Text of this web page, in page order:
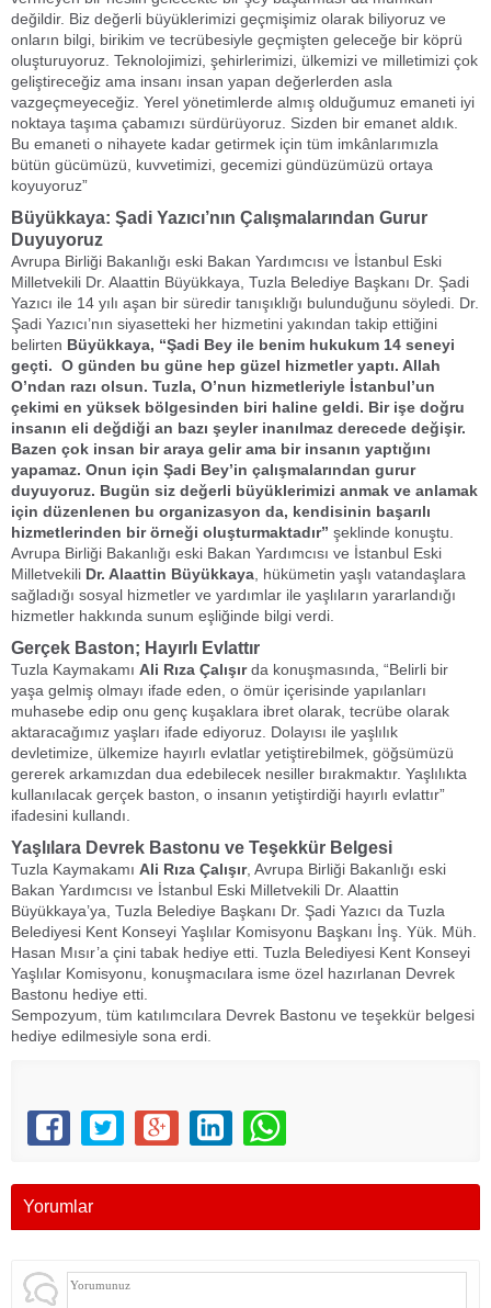
değildir. Biz değerli büyüklerimizi geçmişimiz olarak biliyoruz ve
onların bilgi, birikim ve tecrübesiyle geçmişten geleceğe bir köprü
oluşturuyoruz. Teknolojimizi, şehirlerimizi, ülkemizi ve milletimizi çok
geliştireceğiz ama insanı insan yapan değerlerden asla
vazgeçmeyeceğiz. Yerel yönetimlerde almış olduğumuz emaneti iyi
noktaya taşıma çabamızı sürdürüyoruz. Sizden bir emanet aldık.
Bu emaneti o nihayete kadar getirmek için tüm imkânlarımızla
bütün gücümüzü, kuvvetimizi, gecemizi gündüzümüzü ortaya
koyuyoruz”
Büyükkaya: Şadi Yazıcı’nın Çalışmalarından Gurur
Duyuyoruz
Avrupa Birliği Bakanlığı eski Bakan Yardımcısı ve İstanbul Eski
Milletvekili Dr. Alaattin Büyükkaya, Tuzla Belediye Başkanı Dr. Şadi
Yazıcı ile 14 yılı aşan bir süredir tanışıklığı bulunduğunu söyledi. Dr.
Şadi Yazıcı’nın siyasetteki her hizmetini yakından takip ettiğini
belirten Büyükkaya, “Şadi Bey ile benim hukukum 14 seneyi
geçti. O günden bu güne hep güzel hizmetler yaptı. Allah
O’ndan razı olsun. Tuzla, O’nun hizmetleriyle İstanbul’un
çekimi en yüksek bölgesinden biri haline geldi. Bir işe doğru
insanın eli değdiği an bazı şeyler inanılmaz derecede değişir.
Bazen çok insan bir araya gelir ama bir insanın yaptığını
yapamaz. Onun için Şadi Bey’in çalışmalarından gurur
duyuyoruz. Bugün siz değerli büyüklerimizi anmak ve anlamak
için düzenlenen bu organizasyon da, kendisinin başarılı
hizmetlerinden bir örneği oluşturmaktadır” şeklinde konuştu.
Avrupa Birliği Bakanlığı eski Bakan Yardımcısı ve İstanbul Eski
Milletvekili Dr. Alaattin Büyükkaya, hükümetin yaşlı vatandaşlara
sağladığı sosyal hizmetler ve yardımlar ile yaşlıların yararlandığı
hizmetler hakkında sunum eşliğinde bilgi verdi.
Gerçek Baston; Hayırlı Evlattır
Tuzla Kaymakamı Ali Rıza Çalışırda konuşmasında, “Belirli bir
yaşa gelmiş olmayı ifade eden, o ömür içerisinde yapılanları
muhasebe edip onu genç kuşaklara ibret olarak, tecrübe olarak
aktaracağımız yaşları ifade ediyoruz. Dolayısı ile yaşlılık
devletimize, ülkemize hayırlı evlatlar yetiştirebilmek, göğsümüzü
gererek arkamızdan dua edebilecek nesiller bırakmaktır. Yaşlılıkta
kullanılacak gerçek baston, o insanın yetiştirdiği hayırlı evlattır”
ifadesini kullandı.
Yaşlılara Devrek Bastonu ve Teşekkür Belgesi
Tuzla Kaymakamı Ali Rıza Çalışır, Avrupa Birliği Bakanlığı eski
Bakan Yardımcısı ve İstanbul Eski Milletvekili Dr. Alaattin
Büyükkaya’ya, Tuzla Belediye Başkanı Dr. Şadi Yazıcı da Tuzla
Belediyesi Kent Konseyi Yaşlılar Komisyonu Başkanı İnş. Yük. Müh.
Hasan Mısır’a çini tabak hediye etti. Tuzla Belediyesi Kent Konseyi
Yaşlılar Komisyonu, konuşmacılara isme özel hazırlanan Devrek
Bastonu hediye etti.
Sempozyum, tüm katılımcılara Devrek Bastonu ve teşekkür belgesi
hediye edilmesiyle sona erdi.
Yorumlar